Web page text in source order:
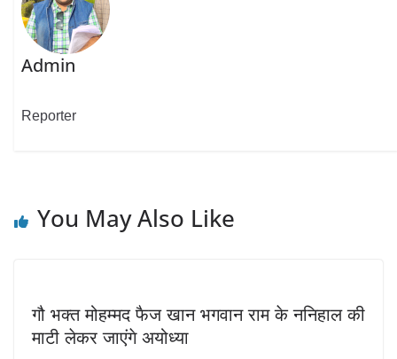
Admin
Reporter
You May Also Like
गौ भक्त मोहम्मद फैज खान भगवान राम के ननिहाल की
माटी लेकर जाएंगे अयोध्या